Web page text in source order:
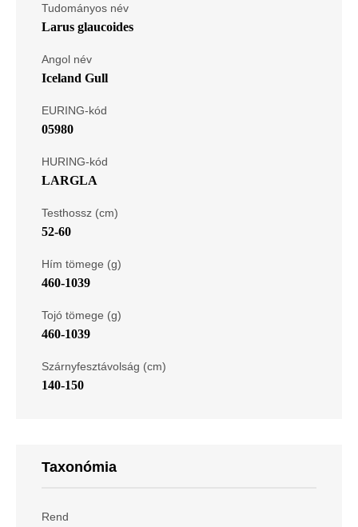
Tudományos név
Larus glaucoides
Angol név
Iceland Gull
EURING-kód
05980
HURING-kód
LARGLA
Testhossz (cm)
52-60
Hím tömege (g)
460-1039
Tojó tömege (g)
460-1039
Szárnyfesztávolság (cm)
140-150
Taxonómia
Rend